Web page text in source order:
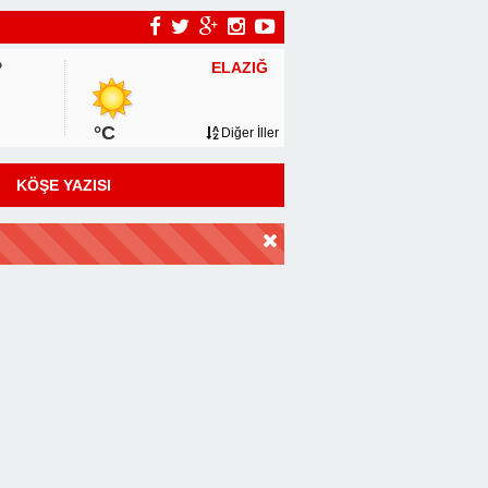
ELAZIĞ
°C Diğer İller
KÖŞE YAZISI